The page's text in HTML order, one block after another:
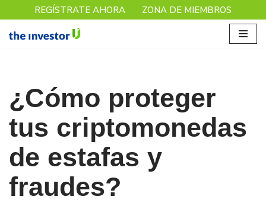
Saltar
REGÍSTRATE AHORA ZONA DE MIEMBROS
¿Cómo proteger
tus criptomonedas
de estafas y
fraudes?